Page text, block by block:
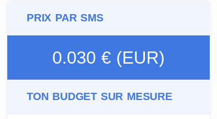
PRIX PAR SMS
0.030 € (EUR)
TON BUDGET SUR MESURE